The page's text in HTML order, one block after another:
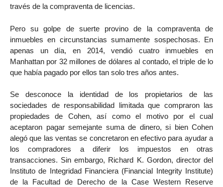
través de la compraventa de licencias.
Pero su golpe de suerte provino de la compraventa de
inmuebles en circunstancias sumamente sospechosas. En
apenas un día, en 2014, vendió cuatro inmuebles en
Manhattan por 32 millones de dólares al contado, el triple de lo
que había pagado por ellos tan solo tres años antes.
Se desconoce la identidad de los propietarios de las
sociedades de responsabilidad limitada que compraron las
propiedades de Cohen, así como el motivo por el cual
aceptaron pagar semejante suma de dinero, si bien Cohen
alegó que las ventas se concretaron en efectivo para ayudar a
los compradores a diferir los impuestos en otras
transacciones. Sin embargo, Richard K. Gordon, director del
Instituto de Integridad Financiera (Financial Integrity Institute)
de la Facultad de Derecho de la Case Western Reserve